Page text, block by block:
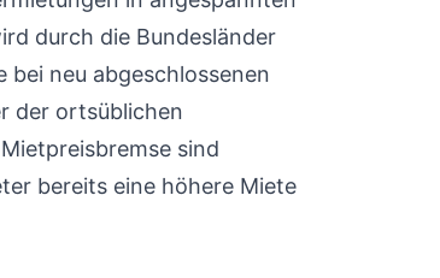
durch die Bundesländer
neu abgeschlossenen
der ortsüblichen
sind
bereits eine höhere Miete